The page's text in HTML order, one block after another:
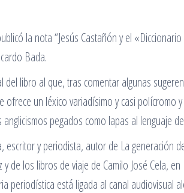
la nota “Jesús Castañón y el
Bada.
libro al que, tras comentar algunas
un léxico variadísimo y casi polícromo
pegados como lapas al lenguaje
escritor y periodista, autor de La generación
de los libros de viaje de Camilo José Cela,
periodística está ligada al canal audiovisual